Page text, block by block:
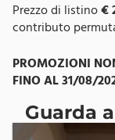
Prezzo di listino€
contributo
PROMOZIONI
FINO AL 31/08/
Guarda